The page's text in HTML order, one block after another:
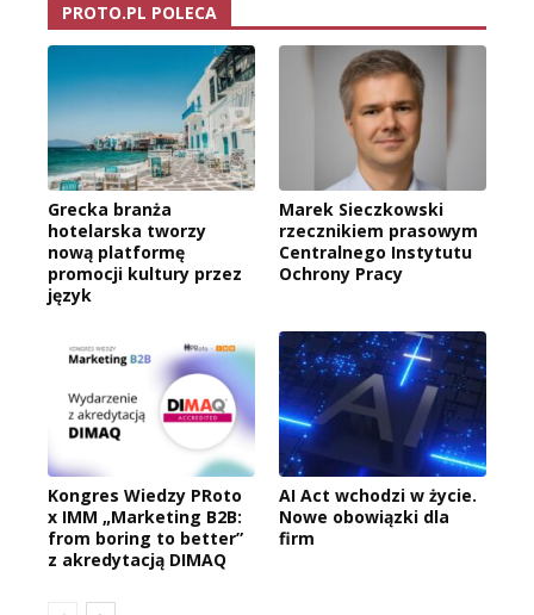
PROTO.PL POLECA
Grecka branża
hotelarska tworzy
nową platformę
promocji kultury przez
język
Marek Sieczkowski
rzecznikiem prasowym
Centralnego Instytutu
Ochrony Pracy
Kongres Wiedzy PRoto
x IMM „Marketing B2B:
from boring to better”
z akredytacją DIMAQ
AI Act wchodzi w życie.
Nowe obowiązki dla
firm